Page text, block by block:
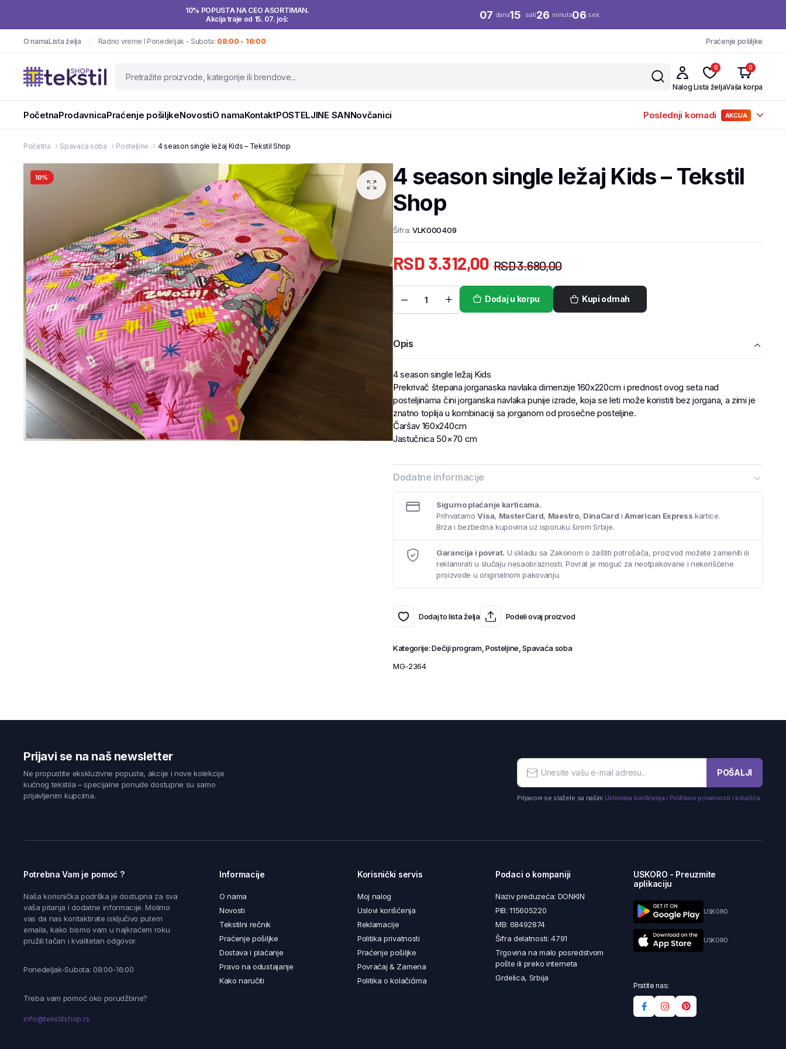
10% POPUSTA NA CEO ASORTIMAN.
Akcija traje od 15. 07. još:
07 dana15 sati26 minuta06 sek.
O namaLista želja Radno vreme I Ponedeljak - Subota: 08:00 - 16:00 Praćenje pošiljke
Nalog
0
Lista želja
0
Vaša korpa
PočetnaProdavnicaPraćenje pošiljkeNovostiO namaKontaktPOSTELJINE SANNovčanici Poslednji komadi AKCIJA
Početna Spavaća soba Posteljine 4 season single ležaj Kids – Tekstil Shop
10%
4 season single ležaj Kids – Tekstil
Shop
Šifra: VLK000409
RSD3.680,00
RSD3.312,00
Dodaj u korpu Kupi odmah
Opis
4 season single ležaj Kids
Prekrivač štepana jorganaska navlaka dimenzije 160x220cm i prednost ovog seta nad
posteljinama čini jorganska navlaka punije izrade, koja se leti može koristiti bez jorgana, a zimi je
znatno toplija u kombinaciji sa jorganom od prosečne posteljine.
Čaršav 160x240cm
Jastučnica 50×70 cm
Dodatne informacije
Sigurno plaćanje karticama.
PrihvatamoVisa, MasterCard, Maestro, DinaCard iAmerican Express kartice.
Brza i bezbedna kupovina uz isporuku širom Srbije.
Garancija i povrat. U skladu sa Zakonom o zaštiti potrošača, proizvod možete zameniti ili
reklamirati u slučaju nesaobraznosti. Povrat je moguć za neotpakovane i nekorišćene
proizvode u originalnom pakovanju.
Dodaj to lista želja Podeli ovaj proizvod
Kategorije:Dečiji program,Posteljine ,Spavaća soba
MG-2364
Prijavi se na naš newsletter
Ne propustite ekskluzivne popuste, akcije i nove kolekcije
kućnog tekstila – specijalne ponude dostupne su samo
prijavljenim kupcima.
POŠALJI
Prijavom se slažete sa našim Uslovima korišćenja i Politikom privatnosti i kolačića.
Potrebna Vam je pomoć ?
Naša korisnička podrška je dostupna za sva
vaša pitanja i dodatne informacije. Molimo
vas da nas kontaktirate isključivo putem
emaila, kako bismo vam u najkraćem roku
pružili tačan i kvalitetan odgovor.
Ponedeljak-Subota: 08:00-16:00
Treba vam pomoć oko porudžbine?
info@tekstilshop.rs
Informacije
O nama
Novosti
Tekstilni rečnik
Praćenje pošiljke
Dostava i plaćanje
Pravo na odustajanje
Kako naručiti
Korisnički servis
Moj nalog
Uslovi korišćenja
Reklamacije
Politika privatnosti
Praćenje pošiljke
Povraćaj & Zamena
Politika o kolačićima
Podaci o kompaniji
Naziv preduzeća: DONKIN
PIB: 115605220
MB: 68492874
Šifra delatnosti: 4791
Trgovina na malo posredstvom
pošte ili preko interneta
Grdelica, Srbija
USKORO - Preuzmite
aplikaciju
USKORO
USKORO
Pratite nas: